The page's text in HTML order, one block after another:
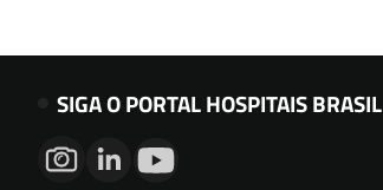
SIGA O PORTAL HOSPITAIS BRASIL